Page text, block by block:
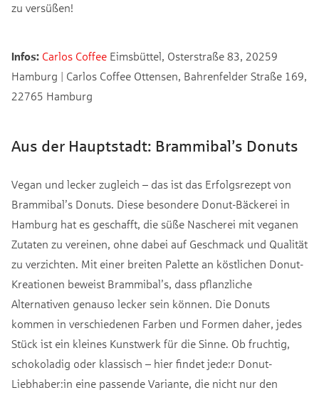
zu versüßen!
Infos: Carlos Coffee Eimsbüttel, Osterstraße 83, 20259
Hamburg | Carlos Coffee Ottensen, Bahrenfelder Straße 169,
22765 Hamburg
Aus der Hauptstadt: Brammibal’s Donuts
Vegan und lecker zugleich – das ist das Erfolgsrezept von
Brammibal’s Donuts. Diese besondere Donut-Bäckerei in
Hamburg hat es geschafft, die süße Nascherei mit veganen
Zutaten zu vereinen, ohne dabei auf Geschmack und Qualität
zu verzichten. Mit einer breiten Palette an köstlichen Donut-
Kreationen beweist Brammibal’s, dass pflanzliche
Alternativen genauso lecker sein können. Die Donuts
kommen in verschiedenen Farben und Formen daher, jedes
Stück ist ein kleines Kunstwerk für die Sinne. Ob fruchtig,
schokoladig oder klassisch – hier findet jede:r Donut-
Liebhaber:in eine passende Variante, die nicht nur den